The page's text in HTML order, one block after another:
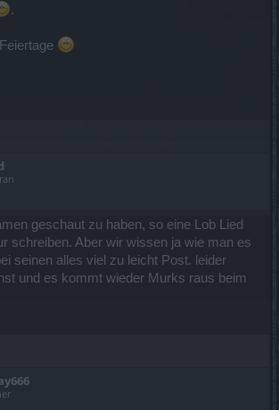
.
geschaut zu haben, so eine Lob Lied
schreiben. Aber wir wissen ja wie man es
seinen alles viel zu leicht Post. leider
und es kommt wieder Murks raus beim